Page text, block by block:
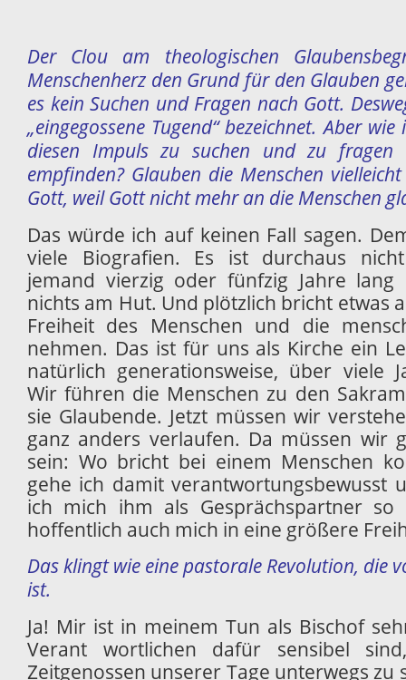
Der Clou am theologischen
Menschenherz den Grund für den Glauben
es kein Suchen und Fragen nach Gott.
„eingegossene Tugend“ bezeichnet. Aber
diesen Impuls zu suchen und zu
empfinden? Glauben die Menschen
Gott, weil Gott nicht mehr an die Menschen
Das würde ich auf keinen Fall sagen.
viele Biografien. Es ist durchaus
jemand vierzig oder fünfzig Jahre
nichts am Hut. Und plötzlich bricht etwas
Freiheit des Menschen und die
nehmen. Das ist für uns als Kirche ein
natürlich generationsweise, über viele
Wir führen die Menschen zu den
sie Glaubende. Jetzt müssen wir
ganz anders verlaufen. Da müssen wir
sein: Wo bricht bei einem Menschen
gehe ich damit verantwortungsbewusst
ich mich ihm als Gesprächspartner
hoffentlich auch mich in eine größere
Das klingt wie eine pastorale Revolution, die
ist.
Ja! Mir ist in meinem Tun als Bischof
Verant wortlichen dafür sensibel
Zeitgenossen unserer Tage unterwegs zu